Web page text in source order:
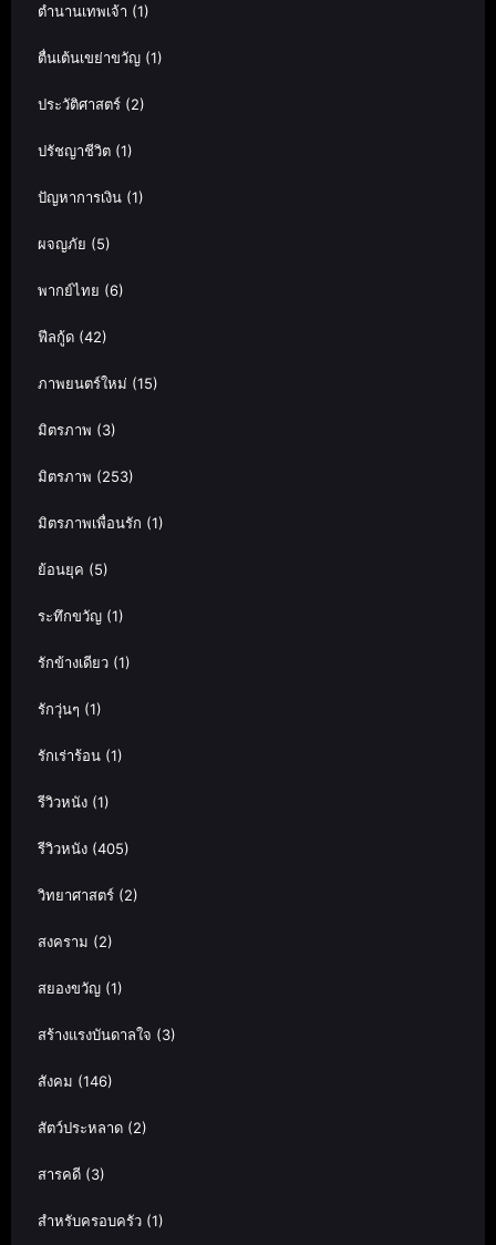
ตำนานเทพเจ้า (1)
ตื่นเต้นเขย่าขวัญ (1)
ประวัติศาสตร์ (2)
ปรัชญาชีวิต (1)
ปัญหาการเงิน (1)
ผจญภัย (5)
พากย์ไทย (6)
ฟีลกู้ด (42)
ภาพยนตร์ใหม่ (15)
มิตรภาพ (3)
มิตรภาพ (253)
มิตรภาพเพื่อนรัก (1)
ย้อนยุค (5)
ระทึกขวัญ (1)
รักข้างเดียว (1)
รักวุ่นๆ (1)
รักเร่าร้อน (1)
รีวิวหนัง (1)
รีวิวหนัง (405)
วิทยาศาสตร์ (2)
สงคราม (2)
สยองขวัญ (1)
สร้างแรงบันดาลใจ (3)
สังคม (146)
สัตว์ประหลาด (2)
สารคดี (3)
สำหรับครอบครัว (1)